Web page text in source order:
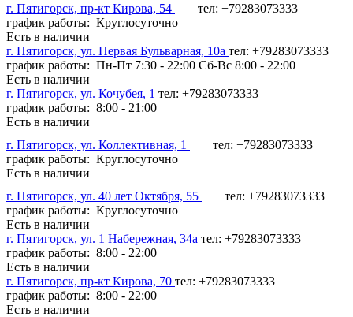
г. Пятигорск, пр-кт Кирова, 54
тел: +79283073333
график работы: Круглосуточно
Есть в наличии
г. Пятигорск, ул. Первая Бульварная, 10а тел: +79283073333
график работы: Пн-Пт 7:30 - 22:00 Сб-Вс 8:00 - 22:00
Есть в наличии
г. Пятигорск, ул. Кочубея, 1 тел: +79283073333
график работы: 8:00 - 21:00
Есть в наличии
г. Пятигорск, ул. Коллективная, 1
тел: +79283073333
график работы: Круглосуточно
Есть в наличии
г. Пятигорск, ул. 40 лет Октября, 55
тел: +79283073333
график работы: Круглосуточно
Есть в наличии
г. Пятигорск, ул. 1 Набережная, 34а тел: +79283073333
график работы: 8:00 - 22:00
Есть в наличии
г. Пятигорск, пр-кт Кирова, 70 тел: +79283073333
график работы: 8:00 - 22:00
Есть в наличии